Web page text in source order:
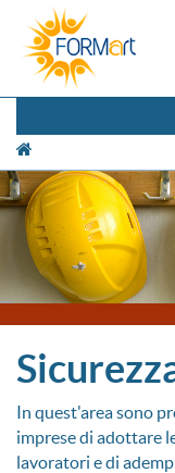
In quest'area sono
imprese di adottare
lavoratori e di